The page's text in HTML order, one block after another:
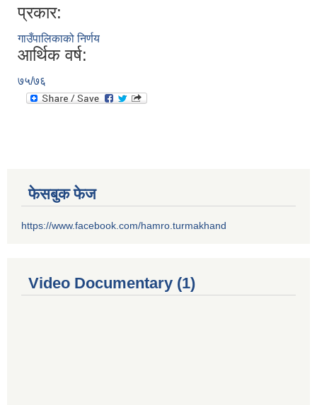
प्रकार:
गाउँपालिकाको निर्णय
आर्थिक वर्ष:
७५/७६
फेसबुक फेज
https://www.facebook.com/hamro.turmakhand
Video Documentary (1)